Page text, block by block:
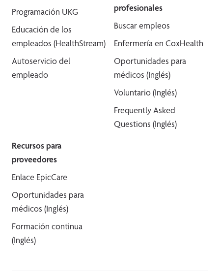
Programación UKG
Educación de los
empleados (HealthStream)
Autoservicio del
empleado
profesionales
Buscar empleos
Enfermería en CoxHealth
Oportunidades para
médicos (Inglés)
Voluntario (Inglés)
Frequently Asked
Questions (Inglés)
Recursos para
proveedores
Enlace EpicCare
Oportunidades para
médicos (Inglés)
Formación continua
(Inglés)